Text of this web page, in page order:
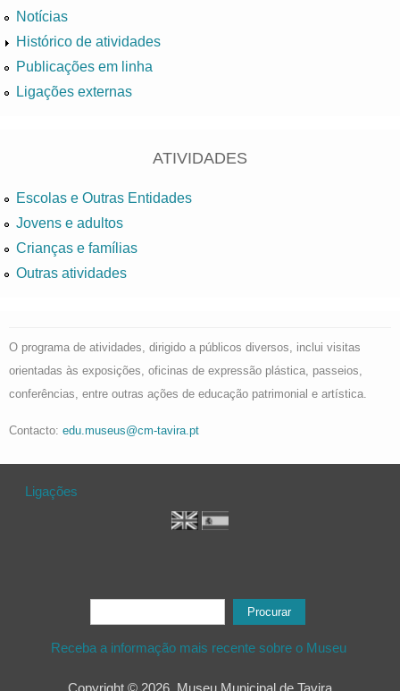
Notícias
Histórico de atividades
Publicações em linha
Ligações externas
ATIVIDADES
Escolas e Outras Entidades
Jovens e adultos
Crianças e famílias
Outras atividades
O programa de atividades, dirigido a públicos diversos, inclui visitas
orientadas às exposições, oficinas de expressão plástica, passeios,
conferências, entre outras ações de educação patrimonial e artística.
Contacto: edu.museus@cm-tavira.pt
Ligações
Formulário de procura
Receba a informação mais recente sobre o Museu
Copyright © 2026, Museu Municipal de Tavira